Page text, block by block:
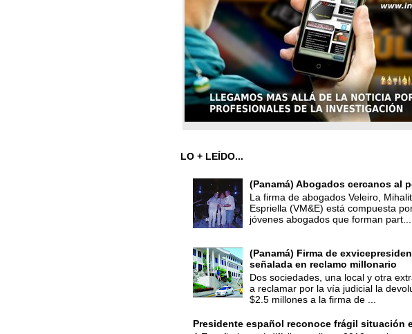
LO + LEÍDO...
(Panamá) Abogados cercanos al
La firma de abogados Veleiro,
Espriella (VM&E) está compuesta
jóvenes abogados que forman part...
(Panamá) Firma de
señalada en reclamo millonario
Dos sociedades, una local y otra
a reclamar por la vía judicial la
$2.5 millones a la firma de ...
Presidente español reconoce frágil situación